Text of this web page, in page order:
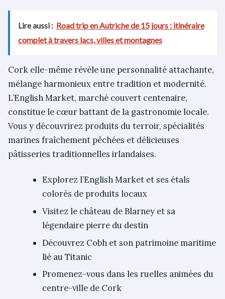
Lire aussi : Road trip en Autriche de 15 jours : itinéraire
complet à travers lacs, villes et montagnes
Cork elle-même révèle une personnalité attachante,
mélange harmonieux entre tradition et modernité.
L’English Market, marché couvert centenaire,
constitue le cœur battant de la gastronomie locale.
Vous y découvrirez produits du terroir, spécialités
marines fraîchement pêchées et délicieuses
pâtisseries traditionnelles irlandaises.
Explorez l’English Market et ses étals
colorés de produits locaux
Visitez le château de Blarney et sa
légendaire pierre du destin
Découvrez Cobh et son patrimoine maritime
lié au Titanic
Promenez-vous dans les ruelles animées du
centre-ville de Cork